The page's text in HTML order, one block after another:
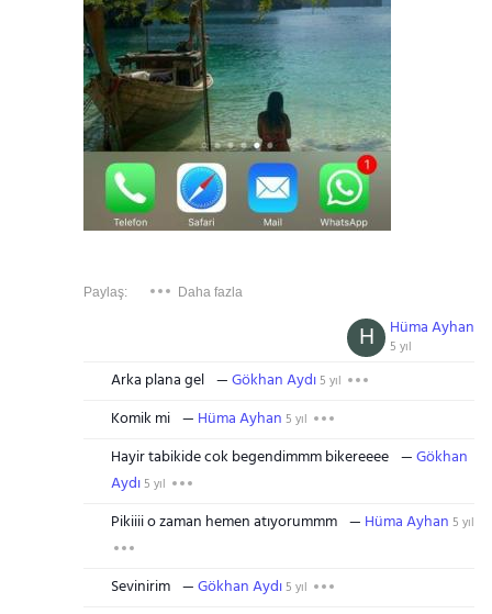
Paylaş: Daha fazla
Hüma Ayhan
5 yıl
H
Arka plana gel Gökhan Aydı5 yıl
Komik mi Hüma Ayhan 5 yıl
Hayir tabikide cok begendimmm bikereeee
Gökhan
Aydı5 yıl
Pikiiii o zaman hemen atıyorummm Hüma Ayhan 5 yıl
Sevinirim Gökhan Aydı5 yıl